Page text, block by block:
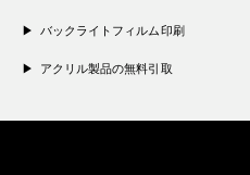
バックライトフィルム印刷
アクリル製品の無料引取